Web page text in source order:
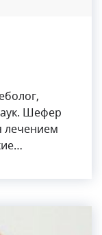
Шефер
лечением